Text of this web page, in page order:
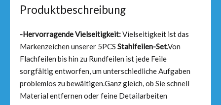
Produktbeschreibung
-Hervorragende Vielseitigkeit:Vielseitigkeit ist das
Markenzeichen unserer 5PCS Stahlfeilen-Set.Von
Flachfeilen bis hin zu Rundfeilen ist jede Feile
sorgfältig entworfen, um unterschiedliche Aufgaben
problemlos zu bewältigen.Ganz gleich, ob Sie schnell
Material entfernen oder feine Detailarbeiten